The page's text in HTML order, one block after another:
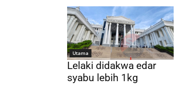
Utama
Lelaki didakwa edar
syabu lebih 1kg